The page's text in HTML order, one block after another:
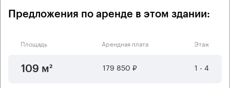
Предложения по аренде в этом здании:
Площадь Арендная плата Этаж
109 м² 179 850 ₽ 1 - 4